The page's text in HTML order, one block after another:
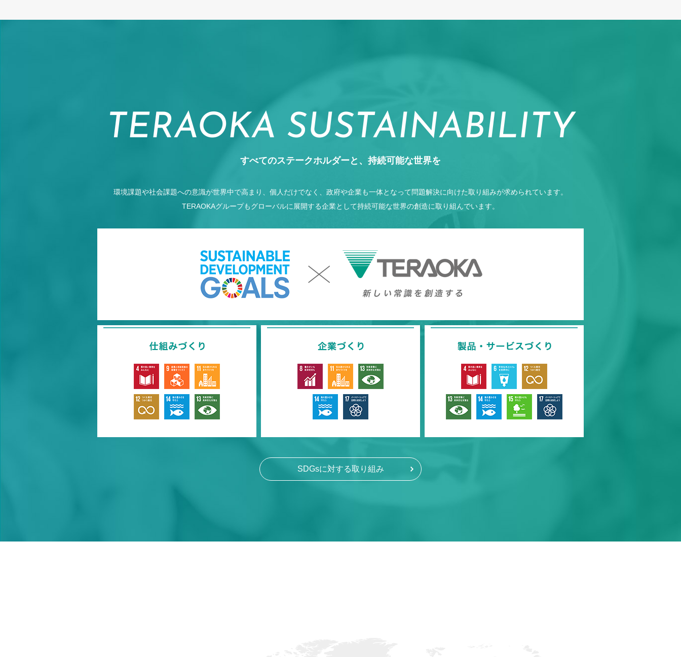
TERAOKA SUSTAINABILITY
すべてのステークホルダーと、持続可能な世界を
環境課題や社会課題への意識が世界中で高まり、個人だけでなく、政府や企業も一体となって問題解決に向けた取り組みが求められています。
TERAOKAグループもグローバルに展開する企業として持続可能な世界の創造に取り組んでいます。
SDGsに対する取り組み